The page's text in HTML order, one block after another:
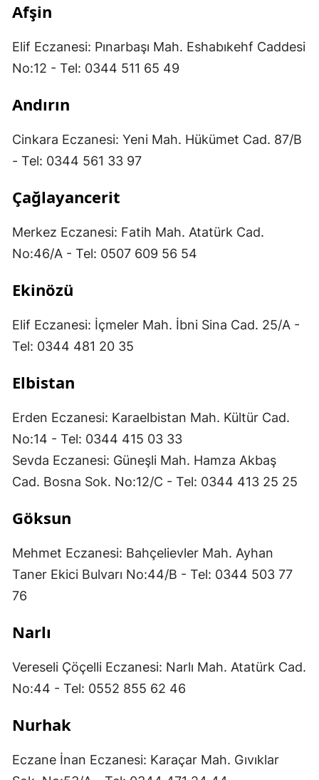
Afşin
Elif Eczanesi: Pınarbaşı Mah. Eshabıkehf Caddesi
No:12 - Tel: 0344 511 65 49
Andırın
Cinkara Eczanesi: Yeni Mah. Hükümet Cad. 87/B
- Tel: 0344 561 33 97
Çağlayancerit
Merkez Eczanesi: Fatih Mah. Atatürk Cad.
No:46/A - Tel: 0507 609 56 54
Ekinözü
Elif Eczanesi: İçmeler Mah. İbni Sina Cad. 25/A -
Tel: 0344 481 20 35
Elbistan
Erden Eczanesi: Karaelbistan Mah. Kültür Cad.
No:14 - Tel: 0344 415 03 33
Sevda Eczanesi: Güneşli Mah. Hamza Akbaş
Cad. Bosna Sok. No:12/C - Tel: 0344 413 25 25
Göksun
Mehmet Eczanesi: Bahçelievler Mah. Ayhan
Taner Ekici Bulvarı No:44/B - Tel: 0344 503 77
76
Narlı
Vereseli Çöçelli Eczanesi: Narlı Mah. Atatürk Cad.
No:44 - Tel: 0552 855 62 46
Nurhak
Eczane İnan Eczanesi: Karaçar Mah. Gıvıklar